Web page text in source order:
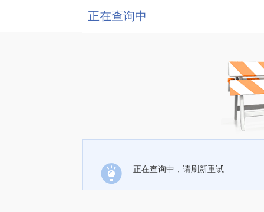
正在查询中
正在查询中，请刷新重试